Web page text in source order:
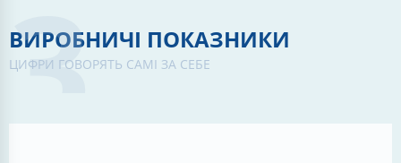
ВИРОБНИЧІ ПОКАЗНИКИ
ЦИФРИ ГОВОРЯТЬ САМІ ЗА СЕБЕ